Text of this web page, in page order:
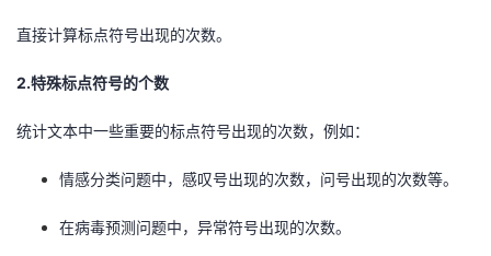
直接计算标点符号出现的次数。
2.特殊标点符号的个数
统计文本中一些重要的标点符号出现的次数，例如：
情感分类问题中，感叹号出现的次数，问号出现的次数等。
在病毒预测问题中，异常符号出现的次数。